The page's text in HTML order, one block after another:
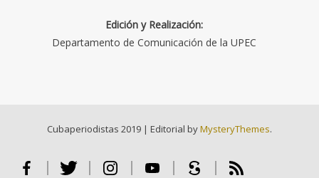
Edición y Realización:
Departamento de Comunicación de la UPEC
Cubaperiodistas 2019 | Editorial byMysteryThemes.